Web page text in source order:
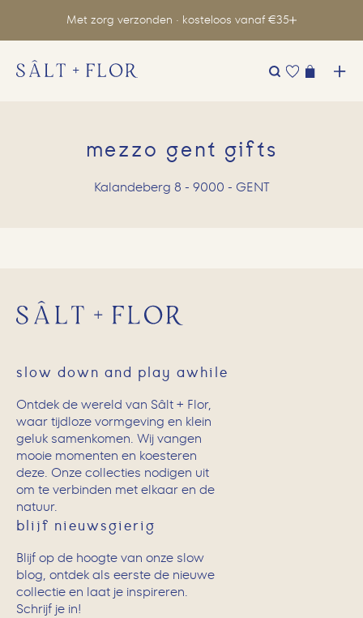
Met zorg verzonden · kosteloos vanaf €35
mezzo gent gifts
Kalandeberg 8 - 9000 - GENT
slow down and play awhile
Ontdek de wereld van Sâlt + Flor,
waar tijdloze vormgeving en klein
geluk samenkomen. Wij vangen
mooie momenten en koesteren
deze. Onze collecties nodigen uit
om te verbinden met elkaar en de
natuur.
blijf nieuwsgierig
Blijf op de hoogte van onze slow
blog, ontdek als eerste de nieuwe
collectie en laat je inspireren.
Schrijf je in!